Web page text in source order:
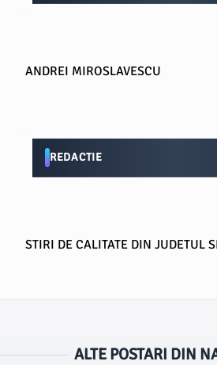
ANDREI MIROSLAVESCU
REDACTIE
STIRI DE CALITATE DIN JUDETUL
ALTE POSTARI DIN